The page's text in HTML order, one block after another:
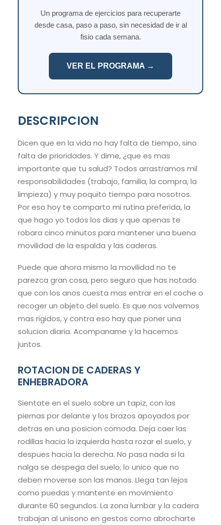
Un programa de ejercicios para recuperarte
desde casa, paso a paso, sin necesidad de ir al
fisio cada semana.
VER EL PROGRAMA →
DESCRIPCION
Dicen que en la vida no hay falta de tiempo, sino
falta de prioridades. Y dime, ¿que es mas
importante que tu salud? Todos arrastramos mil
responsabilidades (trabajo, familia, la compra, la
limpieza) y muy poquito tiempo para nosotros.
Por eso hoy te comparto mi rutina preferida, la
que hago yo todos los dias y que apenas te
robara cinco minutos para mantener una buena
movilidad de la espalda y las caderas.
Puede que ahora mismo la movilidad no te
parezca gran cosa, pero seguro que has notado
que con los anos cuesta mas entrar en el coche o
recoger un objeto del suelo. Es que nos volvemos
mas rigidos, y contra eso hay que poner una
solucion diaria. Acompaname y la hacemos
juntos.
ROTACION DE CADERAS Y
ENHEBRADORA
Sientate en el suelo sobre un tapiz, con las
piernas por delante y los brazos apoyados por
detras en una posicion comoda. Deja caer las
rodillas hacia la izquierda hasta rozar el suelo, y
despues hacia la derecha. No pasa nada si la
nalga se despega del suelo; lo unico que no
deben moverse son las manos. Llega tan lejos
como puedas y mantente en movimiento
durante 60 segundos. La zona lumbar y la cadera
trabajan al unisono en gestos como abrocharte